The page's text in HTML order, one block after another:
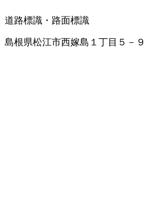
道路標識・路面標識
島根県松江市西嫁島１丁目５－９